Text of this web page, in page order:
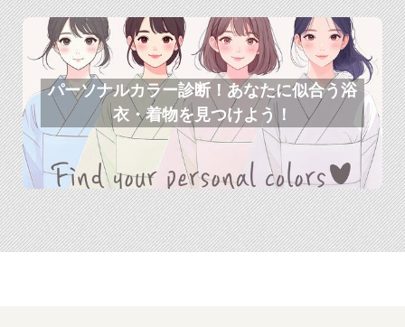
パーソナルカラー診断！あなたに似合う浴
衣・着物を見つけよう！